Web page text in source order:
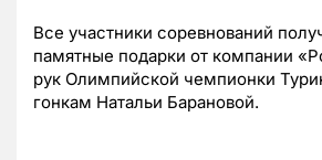
Все участники соревнований
памятные подарки от компании
рук Олимпийской чемпионки
гонкам Натальи Барановой.